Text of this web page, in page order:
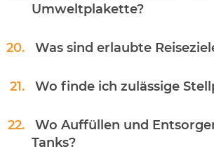
Umweltplakette?
20. Was sind erlaubte
21. Wo finde ich zulässige
22.
Wo Auffüllen und
Tanks?